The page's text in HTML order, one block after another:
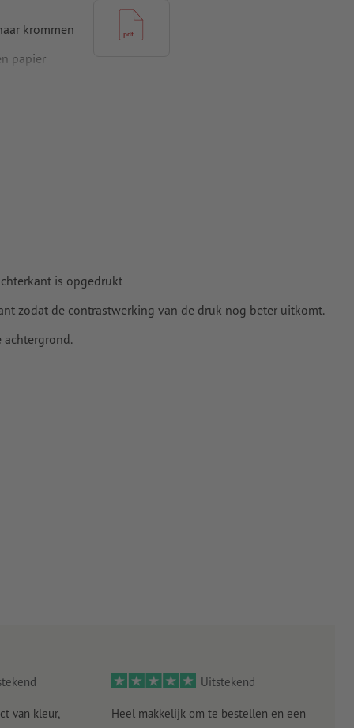
krommen
papier
is opgedrukt
zodat de contrastwerking van de druk nog beter uitkomt.
van kleur,
Uitstekend
Heel makkelijk om te bestellen en een